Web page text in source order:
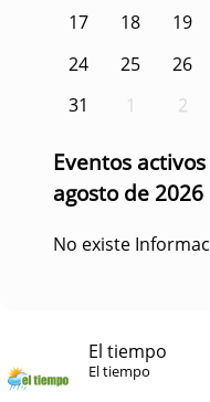
17
18 19
24
25 26
31
1 2
Eventos
agosto de 2026
No existe
El tiempo
El tiempo